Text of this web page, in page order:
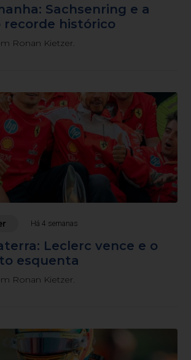
Sachsenring e a
recorde histórico
Ronan Kietzer.
Há 4 semanas
Leclerc vence e o
esquenta
Ronan Kietzer.